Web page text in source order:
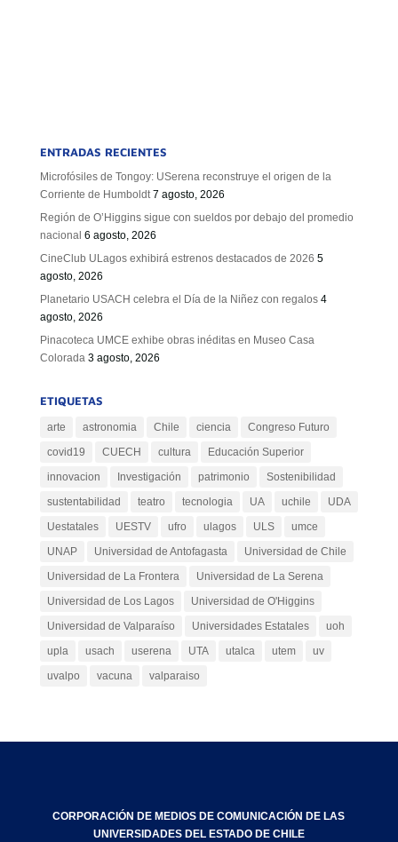
ENTRADAS RECIENTES
Microfósiles de Tongoy: USerena reconstruye el origen de la
Corriente de Humboldt 7 agosto, 2026
Región de O’Higgins sigue con sueldos por debajo del promedio
nacional 6 agosto, 2026
CineClub ULagos exhibirá estrenos destacados de 2026 5
agosto, 2026
Planetario USACH celebra el Día de la Niñez con regalos 4
agosto, 2026
Pinacoteca UMCE exhibe obras inéditas en Museo Casa
Colorada 3 agosto, 2026
ETIQUETAS
arte astronomia Chile ciencia
Congreso Futuro
covid19
CUECH cultura
Educación Superior
innovacion
Investigación patrimonio
Sostenibilidad
sustentabilidad
teatro tecnologia UA uchile
UDA
Uestatales
UESTV ufro ulagos ULS
umce
UNAP
Universidad de Antofagasta
Universidad de Chile
Universidad de La Frontera
Universidad de La Serena
Universidad de Los Lagos
Universidad de O'Higgins
Universidad de Valparaíso
Universidades Estatales
uoh
upla
usach userena UTA utalca utem
uv
uvalpo
vacuna valparaiso
CORPORACIÓN DE MEDIOS DE COMUNICACIÓN DE LAS
UNIVERSIDADES DEL ESTADO DE CHILE